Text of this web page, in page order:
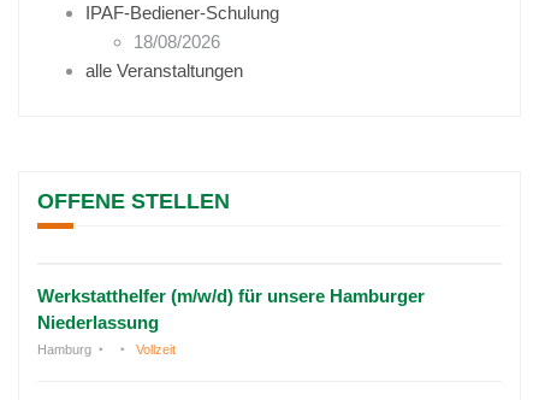
IPAF-Bediener-Schulung
18/08/2026
alle Veranstaltungen
OFFENE STELLEN
Werkstatthelfer (m/w/d) für unsere Hamburger
Niederlassung
Hamburg Vollzeit